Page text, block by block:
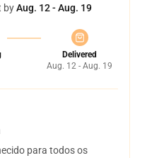
byAug. 12 - Aug. 19
Delivered
Aug. 12 - Aug. 19
para todos os